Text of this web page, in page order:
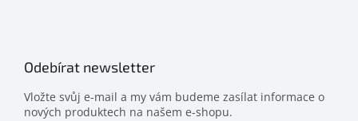
Odebírat newsletter
Vložte svůj e-mail a my vám budeme zasílat informace o
nových produktech na našem e-shopu.